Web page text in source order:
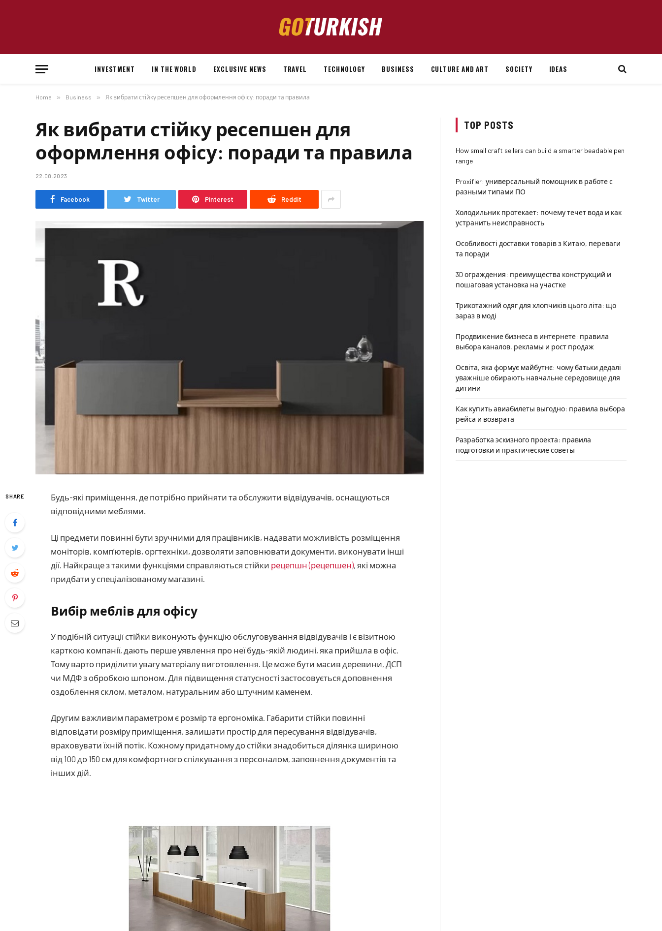
INVESTMENT IN THE WORLD EXCLUSIVE NEWS TRAVEL TECHNOLOGY BUSINESS CULTURE AND ART SOCIETY IDEAS
Home » Business » Як вибрати стійку ресепшен для оформлення офісу: поради та правила
Як вибрати стійку ресепшен для
оформлення офісу: поради та правила
22.08.2023
Facebook Twitter Pinterest Reddit
SHARE
Будь-які приміщення, де потрібно прийняти та обслужити відвідувачів, оснащуються
відповідними меблями.
Ці предмети повинні бути зручними для працівників, надавати можливість розміщення
моніторів, комп’ютерів, оргтехніки, дозволяти заповнювати документи, виконувати інші
дії. Найкраще з такими функціями справляються стійки рецепшн (рецепшен), які можна
придбати у спеціалізованому магазині
Вибір меблів для офісу
У подібній ситуації стійки виконують функцію обслуговування відвідувачів і є візитною
карткою компанії, дають перше уявлення про неї будь-якій людині, яка прийшла в офіс.
Тому варто приділити увагу матеріалу виготовлення. Це може бути масив деревини, ДСП
чи МДФ з обробкою шпоном. Для підвищення статусності застосовується доповнення
оздоблення склом, металом, натуральним або штучним каменем.
Другим важливим параметром є розмір та ергономіка. Габарити стійки повинні
відповідати розміру приміщення, залишати простір для пересування відвідувачів,
враховувати їхній потік. Кожному придатному до стійки знадобиться ділянка шириною
від 100 до 150 см для комфортного спілкування з персоналом, заповнення документів та
інших дій.
TOP POSTS
How small craft sellers can build a smarter beadable pen
range
Proxifier: универсальный помощник в работе с
разными типами ПО
Холодильник протекает: почему течет вода и как
устранить неисправность
Особливості доставки товарів з Китаю, переваги
та поради
3D ограждения: преимущества конструкций и
пошаговая установка на участке
Трикотажний одяг для хлопчиків цього літа: що
зараз в моді
Продвижение бизнеса в интернете: правила
выбора каналов, рекламы и рост продаж
Освіта, яка формує майбутнє: чому батьки дедалі
уважніше обирають навчальне середовище для
дитини
Как купить авиабилеты выгодно: правила выбора
рейса и возврата
Разработка эскизного проекта: правила
подготовки и практические советы